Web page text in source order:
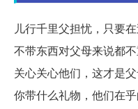
儿行千里父担忧，只要
不带东西对父母来说都
关心关心他们，这才是
你带什么礼物，他们在乎